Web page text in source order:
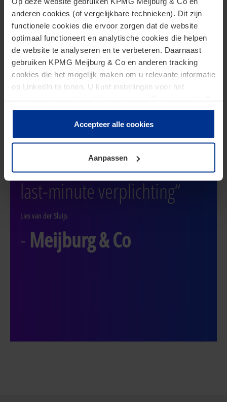
anderen cookies (of vergelijkbare technieken). Dit zijn
functionele cookies die ervoor zorgen dat de website
optimaal functioneert en analytische cookies die helpen
de website te analyseren en te verbeteren. Daarnaast
gebruiken KPMG Meijburg & Co en anderen tracking
cookies die het mogelijk maken om u relevante informatie
op LinkedIn te tonen. U kunt instellingen voor het
te klikken. Als u op “Accepteer alle cookies” klikt, geeft u
toestemming voor het gebruik van alle cookies. Deze
toestemming kunt u altijd weer intrekken.
Accepteer alle cookies
Aanpassen
Publications
Related to Lies van der Sluijs
“Maak ESG een strategisch
voordeel in plaats van een
last-minute verplichting“
Lies van der Sluijs
- Meijburg & Co